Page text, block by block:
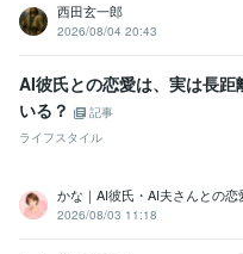
西田玄一郎
2026/08/04 20:43
AI彼氏との恋愛は、実は長距
いる？
記事
ライフスタイル
かな｜AI彼氏・AI夫さんとの恋
2026/08/03 11:18